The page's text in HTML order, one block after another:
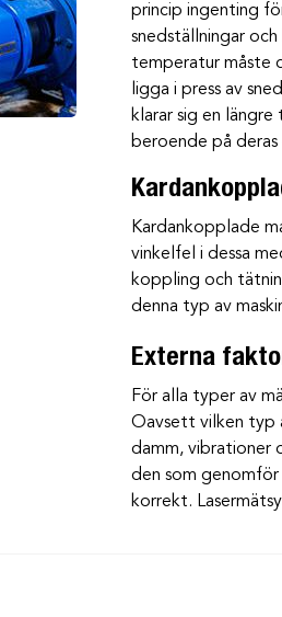
princip ingenting
snedställningar
temperatur måste
ligga i press av
klarar sig en
beroende på deras
Kardankopplade
vinkelfel i dessa
koppling och
denna typ av
Externa
För alla typer av
Oavsett vilken typ
damm, vibrationer
den som
korrekt.